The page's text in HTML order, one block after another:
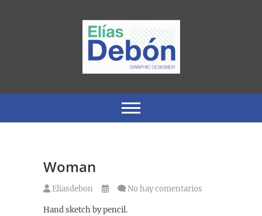
Elias Debon
Woman
Eliasdebon No hay comentarios
Hand sketch by pencil.